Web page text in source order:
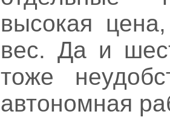
высокая
вес. Да и
тоже
автономная